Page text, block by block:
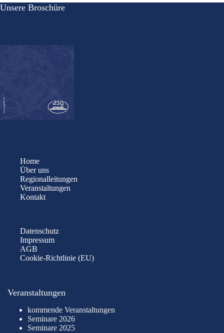
Unsere Broschüre
Home
Über uns
Regionalleitungen
Veranstaltungen
Kontakt
Datenschutz
Impressum
AGB
Cookie-Richtlinie (EU)
Veranstaltungen
kommende Veranstaltungen
Seminare 2026
Seminare 2025